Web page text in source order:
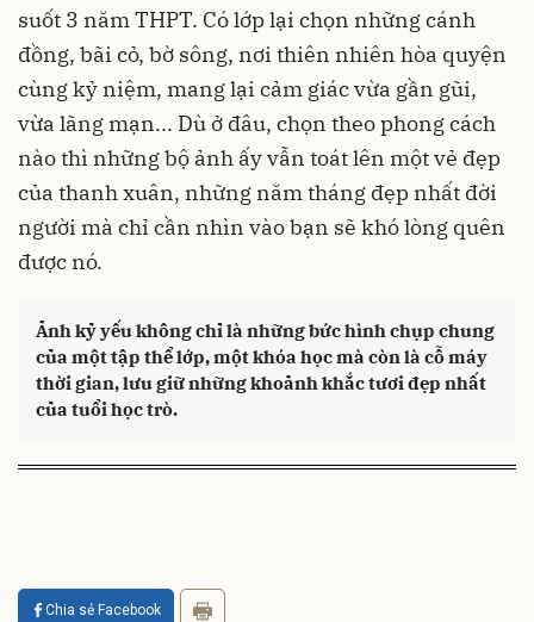
suốt 3 năm THPT. Có lớp lại chọn những cánh
đồng, bãi cỏ, bờ sông, nơi thiên nhiên hòa quyện
cùng kỷ niệm, mang lại cảm giác vừa gần gũi,
vừa lãng mạn... Dù ở đâu, chọn theo phong cách
nào thì những bộ ảnh ấy vẫn toát lên một vẻ đẹp
của thanh xuân, những năm tháng đẹp nhất đời
người mà chỉ cần nhìn vào bạn sẽ khó lòng quên
được nó.
Ảnh kỷ yếu không chỉ là những bức hình chụp chung
của một tập thể lớp, một khóa học mà còn là cỗ máy
thời gian, lưu giữ những khoảnh khắc tươi đẹp nhất
của tuổi học trò.
Chia sẻ Facebook